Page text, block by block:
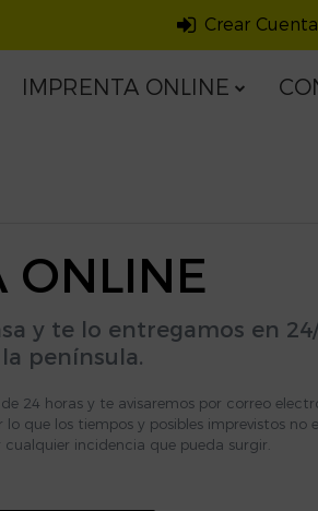
Crear Cuenta
IMPRENTA ONLINE
Visita
ONLINE
y te lo entregamos en
península.
24 horas y te avisaremos por correo
que los tiempos y posibles imprevistos no
incidencia que pueda surgir.